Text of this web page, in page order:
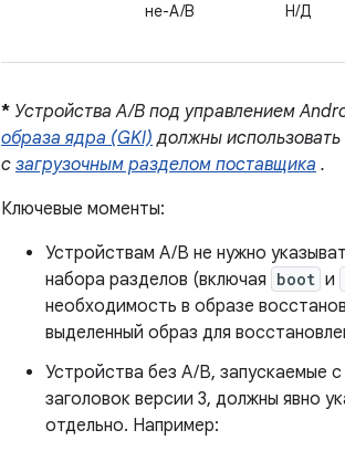
не-A/B Н/Д
* Устройства A/B под управлением
образа ядра (GKI) должны использовать
с загрузочным разделом поставщика .
Ключевые моменты:
Устройствам A/B не нужно
набора разделов (включая boot и
необходимость в образе
выделенный образ для
Устройства без A/B, запускаемые
заголовок версии 3, должны явно
отдельно. Например: